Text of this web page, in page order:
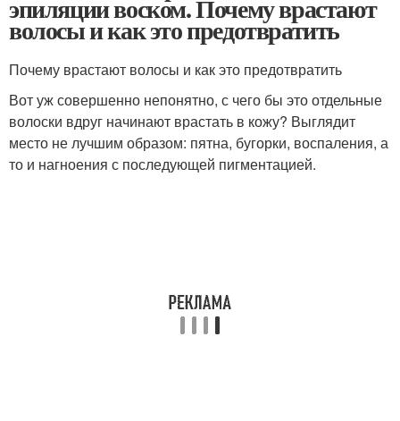
эпиляции воском. Почему врастают
волосы и как это предотвратить
Почему врастают волосы и как это предотвратить
Вот уж совершенно непонятно, с чего бы это отдельные
волоски вдруг начинают врастать в кожу? Выглядит
место не лучшим образом: пятна, бугорки, воспаления, а
то и нагноения с последующей пигментацией.